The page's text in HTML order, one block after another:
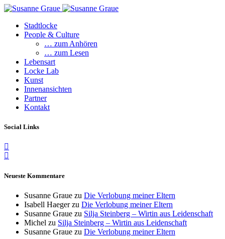
Stadtlocke
People & Culture
… zum Anhören
… zum Lesen
Lebensart
Locke Lab
Kunst
Innenansichten
Partner
Kontakt
Social Links
Neueste Kommentare
Susanne Graue zu Die Verlobung meiner Eltern
Isabell Haegerzu Die Verlobung meiner Eltern
Susanne Graue zu Silja Steinberg – Wirtin aus Leidenschaft
Michel zu Silja Steinberg – Wirtin aus Leidenschaft
Susanne Graue zu Die Verlobung meiner Eltern